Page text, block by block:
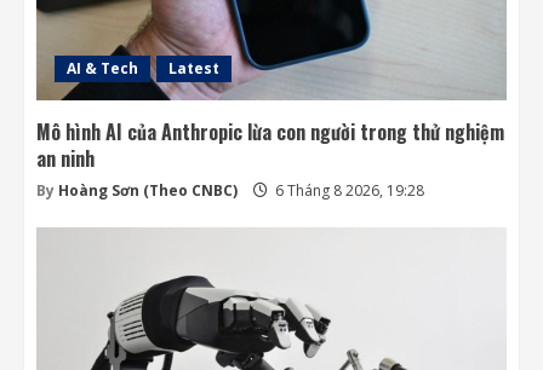
AI & Tech Latest
Mô hình AI của Anthropic lừa con người trong thử nghiệm
an ninh
By Hoàng Sơn (Theo CNBC) 6 Tháng 8 2026, 19:28